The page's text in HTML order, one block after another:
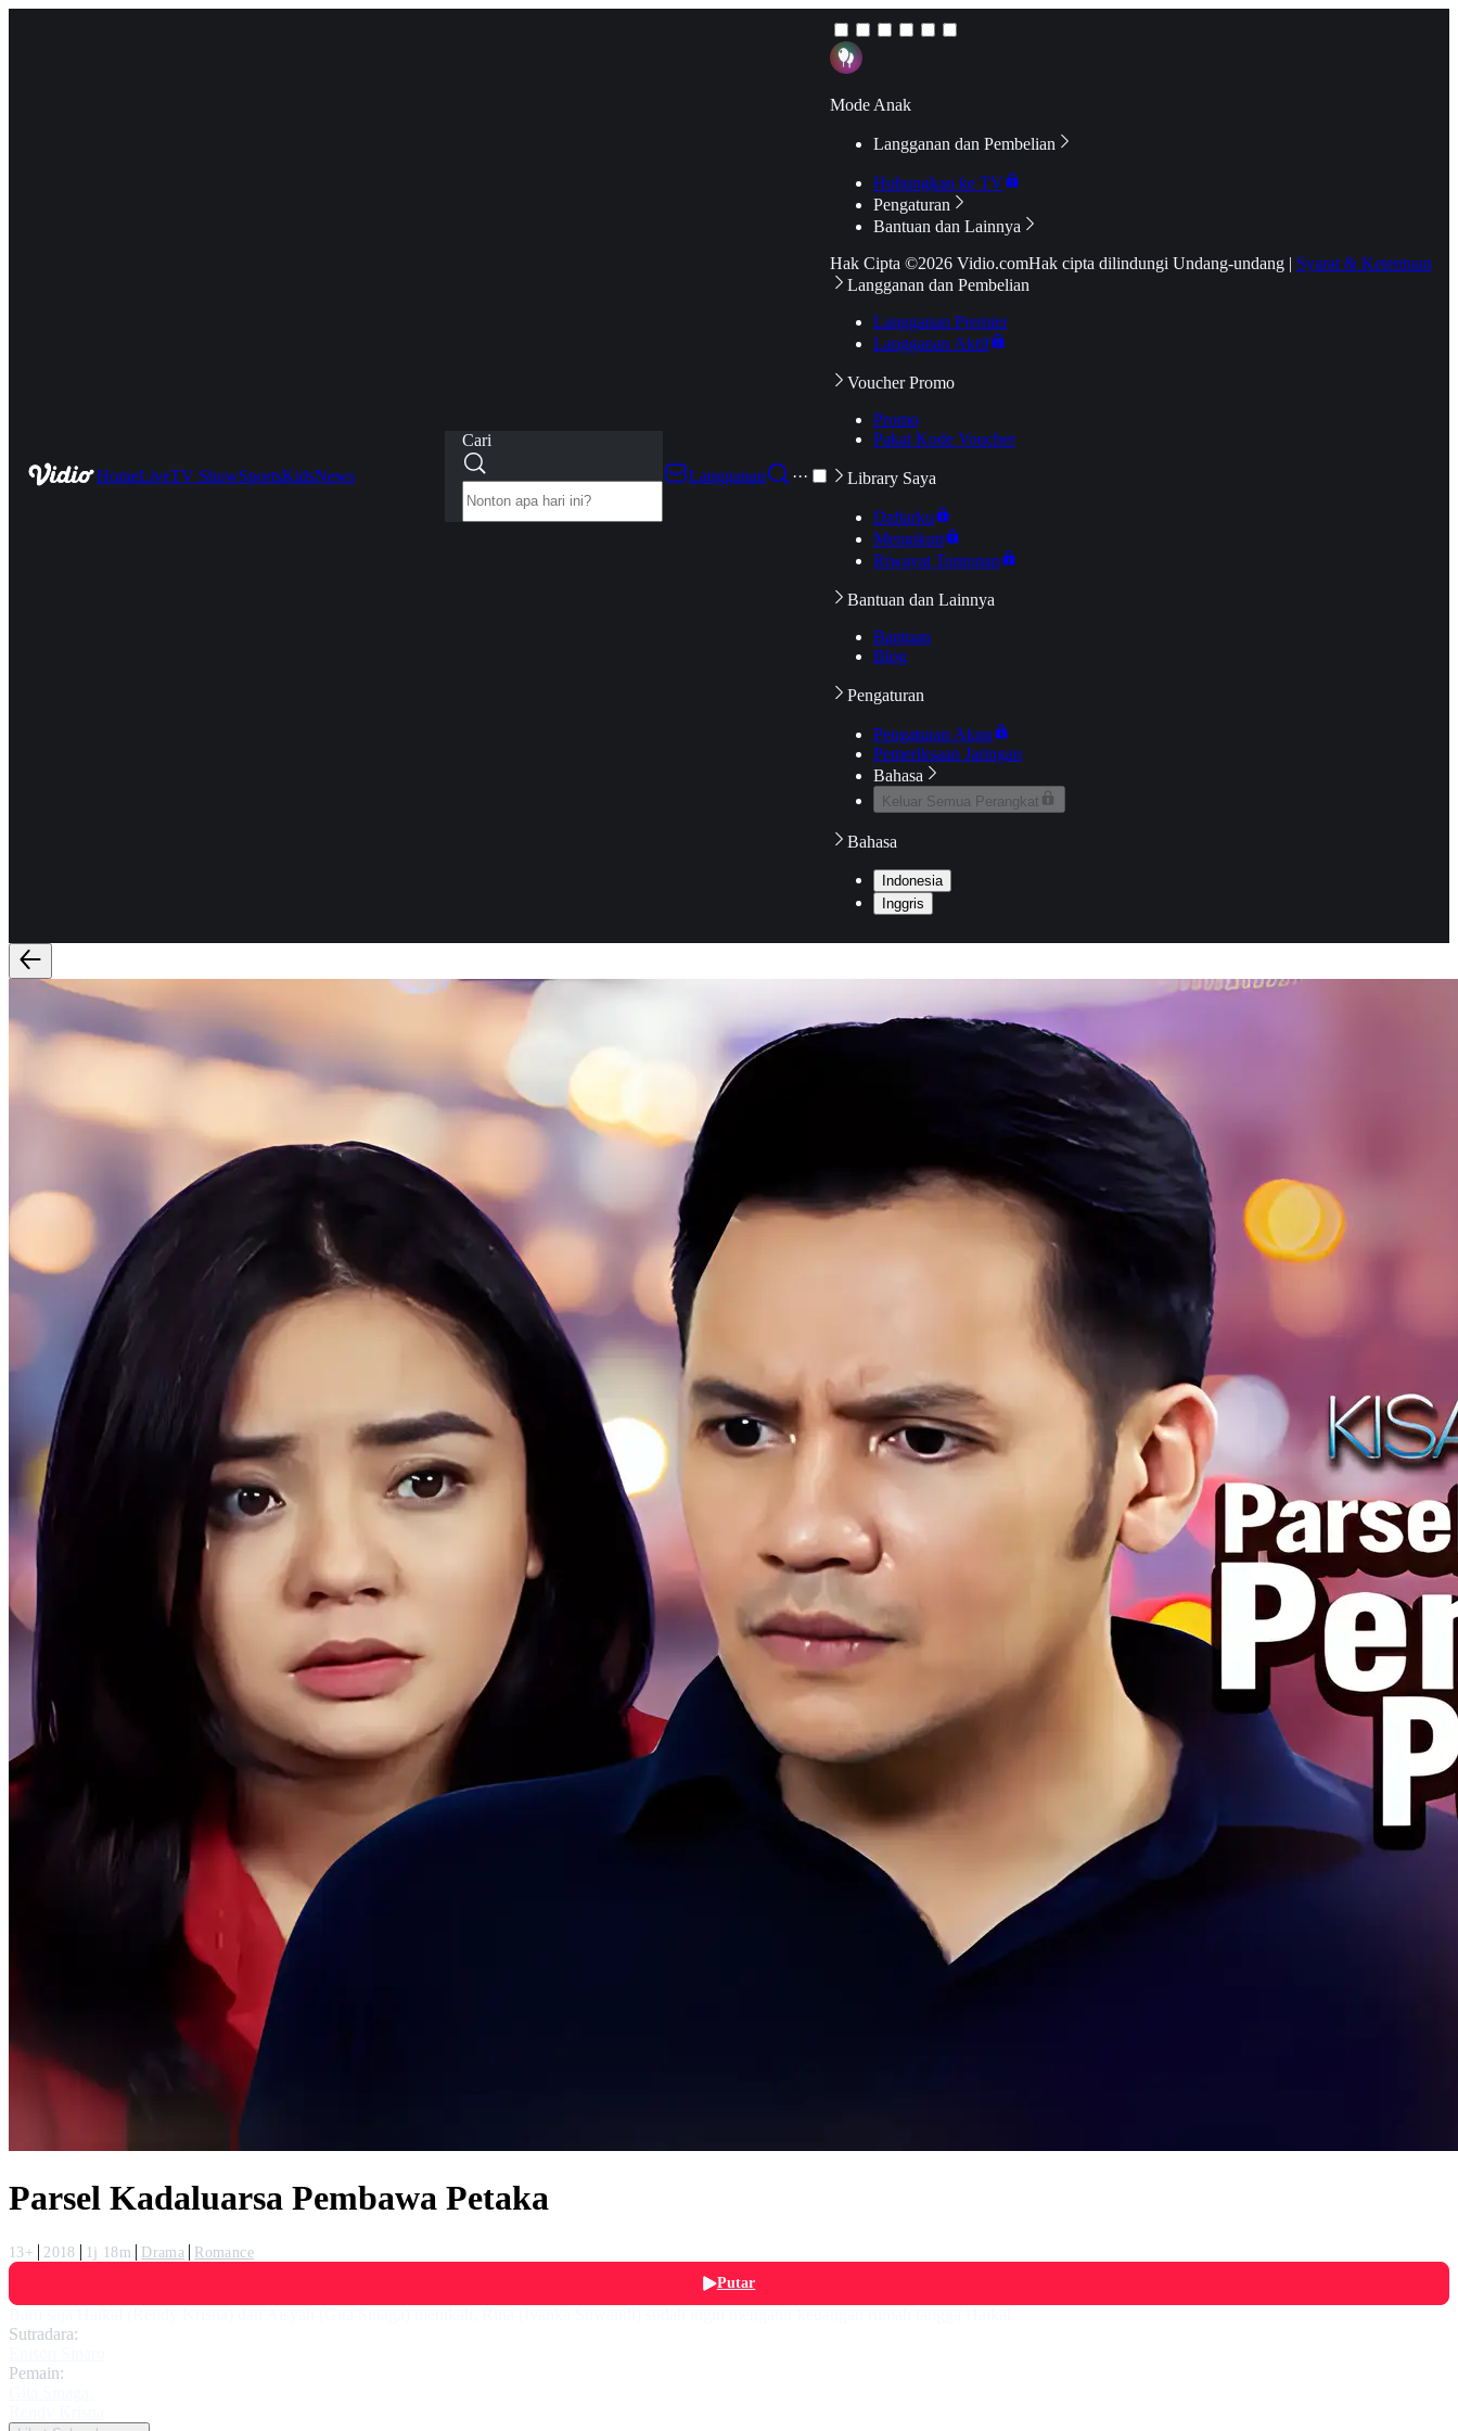
HomeLiveTV ShowSportsKidsNews
Cari
Langganan
···
Mode Anak
Langganan dan Pembelian
Hubungkan ke TV
Pengaturan
Bantuan dan Lainnya
Hak Cipta ©2026 Vidio.comHak cipta dilindungi Undang-undang | Syarat & Ketentuan
Langganan dan Pembelian
Langganan Premier
Langganan Aktif
Voucher Promo
Promo
Pakai Kode Voucher
Library Saya
Daftarku
Mengikuti
Riwayat Tontonan
Bantuan dan Lainnya
Bantuan
Blog
Pengaturan
Pengaturan Akun
Pemeriksaan Jaringan
Bahasa
Keluar Semua Perangkat
Bahasa
Indonesia
Inggris
Parsel Kadaluarsa Pembawa Petaka
13+ 2018 1j 18m Drama
Romance
Putar
Sutradara:
Pemain: